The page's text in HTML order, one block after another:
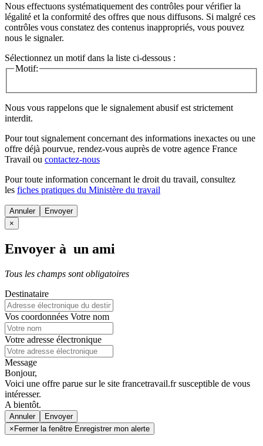
Nous effectuons systématiquement des contrôles pour vérifier la
légalité et la conformité des offres que nous diffusons. Si malgré ces
contrôles vous constatez des contenus inappropriés, vous pouvez
nous le signaler.
Sélectionnez un motif dans la liste ci-dessous :
Motif:
Nous vous rappelons que le signalement abusif est strictement
interdit.
Pour tout signalement concernant des informations inexactes ou une
offre déjà pourvue, rendez-vous auprès de votre agence France
Travail ou contactez-nous
Pour toute information concernant le droit du travail, consultez
les fiches pratiques du Ministère du travail
Annuler
×
Envoyer à un ami
Tous les champs sont obligatoires
Destinataire
Vos coordonnées Votre nom
Votre adresse électronique
Message
Bonjour,
Voici une offre parue sur le site francetravail.fr susceptible de vous
intéresser.
A bientôt.
Annuler
× Fermer la fenêtre Enregistrer mon alerte